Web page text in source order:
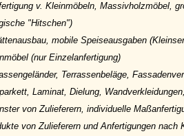
v. Kleinmöbeln, Massivholzmöbel,
"Hitschen")
mobile Speiseausgaben
(nur Einzelanfertigung)
Terrassenbeläge,
Laminat, Dielung,
von Zulieferern, individuelle
von Zulieferern und Anfertigungen nach